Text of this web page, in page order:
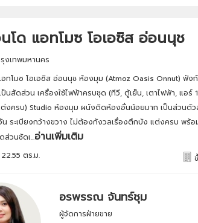
โด แอทโมซ โอเอซิส อ่อนนุช
งเทพมหานคร
ทโมซ โอเอซิส อ่อนนุช ห้องมุม (Atmoz Oasis Onnut) ฟัง
นสัดส่วน เครื่องใช้ไฟฟ้าครบชุด (ทีวี, ตู้เย็น, เตาไฟฟ้า, แอร์
ต่งครบ) Studio ห้องมุม ผนังติดห้องอื่นน้อยมาก เป็นส่วนตัว
ระเบียงกว้างขวาง ไม่ต้องกังวลเรื่องตึกบัง แต่งครบ พร้อ
วนชัดเ...อ่านเพิ่มเติม
ตร.ม.
อรพรรณ จันทร์ชุม
ผู้จัดการฝ่ายขาย